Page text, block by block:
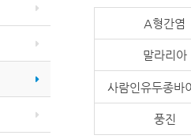
A형간염
말라리아
풍진